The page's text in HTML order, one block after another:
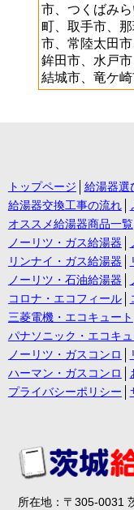
市、つくばみ
町、取手市、
市、常陸太田
鉾田市、水戸
結城市、竜ケ
トップページ 給湯器選
給湯器交換工事の流れ
オススメ給湯器商品一覧
ノーリツ・ガス給湯器
リンナイ・ガス給湯器
ノーリツ・石油給湯器
コロナ・エコフィール
三菱電機・エコキュート
パナソニック・エコキュ
ノーリツ・ガスコンロ
ハーマン・ガスコンロ
プライバシーポリシー
所在地：〒305-0031